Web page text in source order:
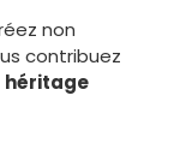
non
contribuez
héritage